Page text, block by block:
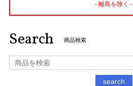
- 離島を除く -
Search 商品検索
search